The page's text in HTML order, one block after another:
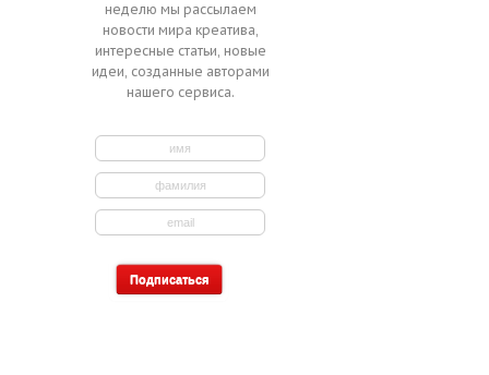
неделю мы рассылаем
новости мира креатива,
интересные статьи, новые
идеи, созданные авторами
нашего сервиса.